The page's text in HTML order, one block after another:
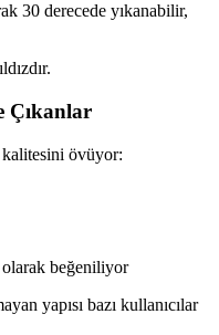
30 derecede yıkanabilir,
Çıkanlar
övüyor:
beğeniliyor
yapısı bazı kullanıcılar